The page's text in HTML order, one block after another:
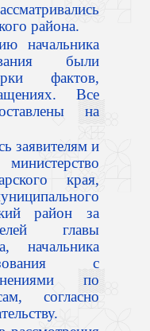
района.
были
фактов,
Все
на
заявителям и
края,
район за
главы
начальника
с
по
согласно